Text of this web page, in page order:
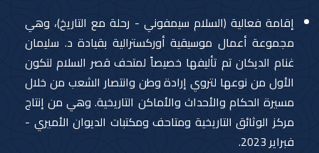
إقامة فعالية (السلام سيمفوني - رحلة مع التاريخ)، وهي
مجموعة أعمال موسيقية أوركسترالية بقيادة د. سليمان
غنام الديكان تم تأليفها خصيصاً لمتحف قصر السلام لتكون
الأول من نوعها لتروي إرادة وطن وانتصار الشعب من خلال
مسيرة الحكام والأحداث والأماكن التاريخية. وهي من إنتاج
مركز الوثائق التاريخية ومتاحف ومكتبات الديوان الأميري -
فبراير 2023.